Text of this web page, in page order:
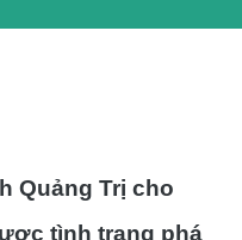
Quảng Trị cho
tình trạng phá